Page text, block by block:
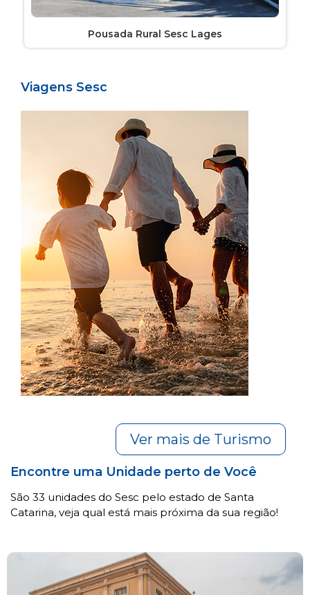
Pousada Rural Sesc Lages
Viagens Sesc
Ver mais de Turismo
Encontre uma Unidade perto de Você
São 33 unidades do Sesc pelo estado de Santa
Catarina, veja qual está mais próxima da sua região!